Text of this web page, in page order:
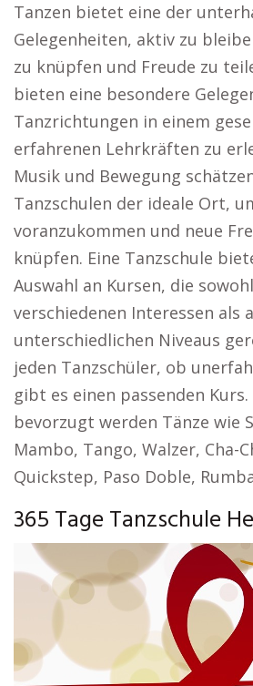
Tanzen bietet eine der
Gelegenheiten, aktiv zu
zu knüpfen und Freude zu
bieten eine besondere
Tanzrichtungen in einem
erfahrenen Lehrkräften zu
Musik und Bewegung
Tanzschulen der ideale Ort,
voranzukommen und neue
knüpfen. Eine Tanzschule
Auswahl an Kursen, die
verschiedenen Interessen als
unterschiedlichen Niveaus
jeden Tanzschüler, ob
gibt es einen passenden
bevorzugt werden Tänze wie
Mambo, Tango, Walzer, Cha-
Quickstep, Paso Doble,
365 Tage Tanzschule